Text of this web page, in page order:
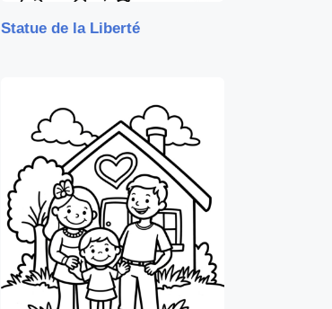
Statue de la Liberté